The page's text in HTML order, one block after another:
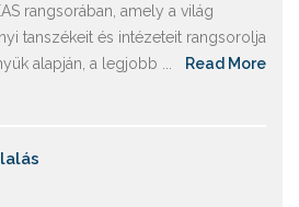
rangsorában, amely a világ
tanszékeit és intézeteit rangsorolja
alapján, a legjobb ...
Read More